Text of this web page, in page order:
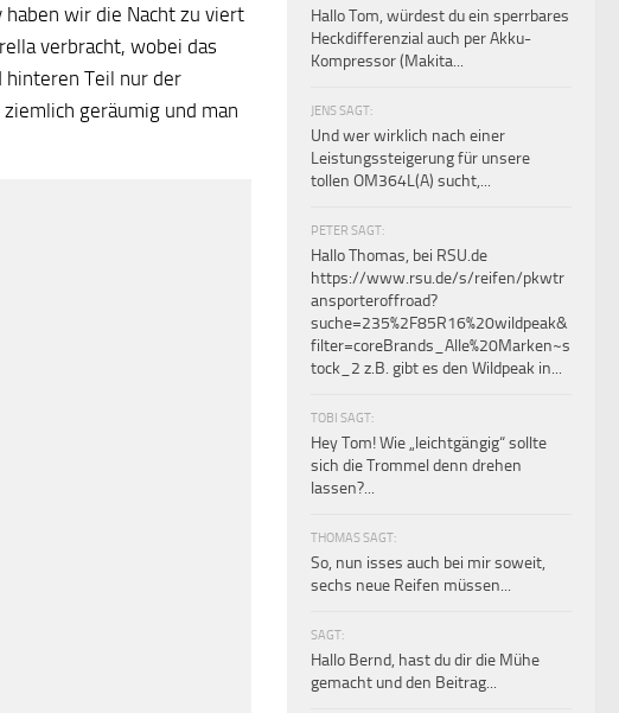
wir die Nacht zu viert
verbracht, wobei das
hinteren Teil nur der
geräumig und man
Hallo Tom, würdest du ein sperrbares
Heckdifferenzial auch per Akku-
Kompressor (Makita...
JENS SAGT:
Und wer wirklich nach einer
Leistungssteigerung für unsere
tollen OM364L(A) sucht,...
PETER SAGT:
Hallo Thomas, bei RSU.de
https://www.rsu.de/s/reifen/pkwtr
ansporteroffroad?
suche=235%2F85R16%20wildpeak&
filter=coreBrands_Alle%20Marken~s
tock_2 z.B. gibt es den Wildpeak in...
TOBI SAGT:
Hey Tom! Wie „leichtgängig“ sollte
sich die Trommel denn drehen
lassen?...
THOMAS SAGT:
So, nun isses auch bei mir soweit,
sechs neue Reifen müssen...
SAGT:
Hallo Bernd, hast du dir die Mühe
gemacht und den Beitrag...